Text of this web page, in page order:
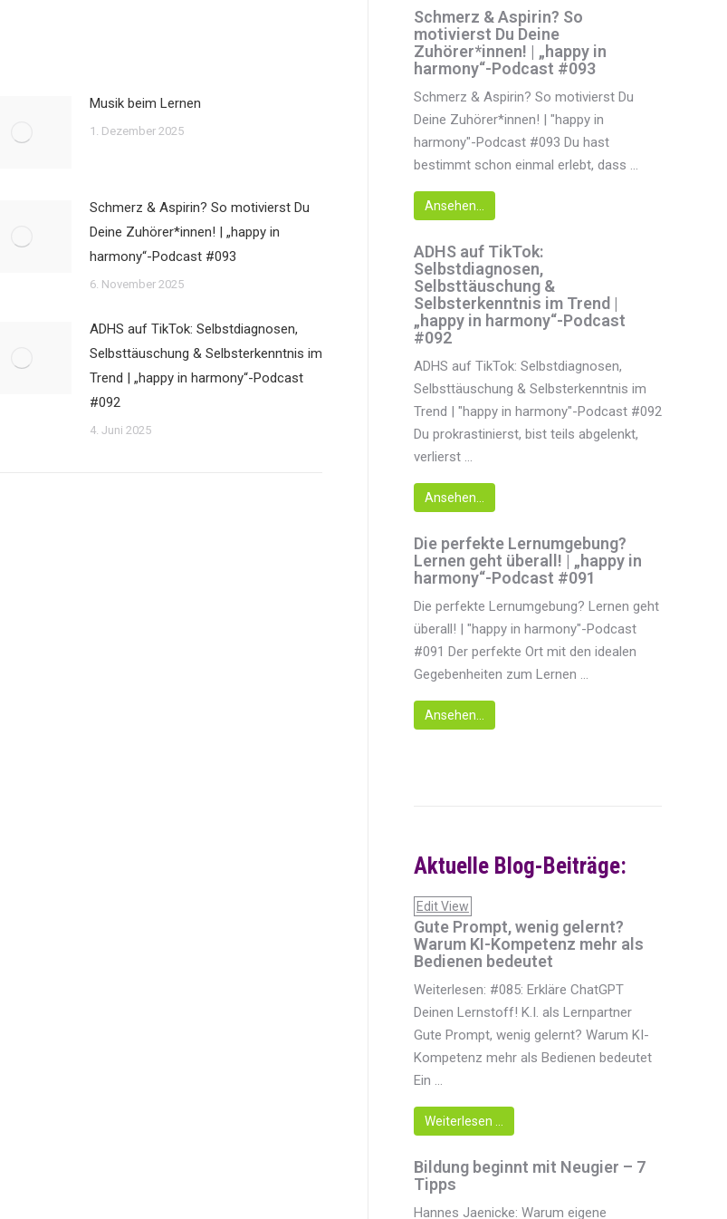
Musik beim Lernen
1. Dezember 2025
Schmerz & Aspirin? So motivierst Du
Deine Zuhörer*innen! | „happy in
harmony“-Podcast #093
6. November 2025
ADHS auf TikTok: Selbstdiagnosen,
Selbsttäuschung & Selbsterkenntnis im
Trend | „happy in harmony“-Podcast
#092
4. Juni 2025
Schmerz & Aspirin? So
motivierst Du Deine
Zuhörer*innen! | „happy in
harmony“-Podcast #093
Schmerz & Aspirin? So motivierst Du
Deine Zuhörer*innen! | "happy in
harmony"-Podcast #093 Du hast
bestimmt schon einmal erlebt, dass ...
Ansehen...
ADHS auf TikTok:
Selbstdiagnosen,
Selbsttäuschung &
Selbsterkenntnis im Trend |
„happy in harmony“-Podcast
#092
ADHS auf TikTok: Selbstdiagnosen,
Selbsttäuschung & Selbsterkenntnis im
Trend | "happy in harmony"-Podcast #092
Du prokrastinierst, bist teils abgelenkt,
verlierst ...
Ansehen...
Die perfekte Lernumgebung?
Lernen geht überall! | „happy in
harmony“-Podcast #091
Die perfekte Lernumgebung? Lernen geht
überall! | "happy in harmony"-Podcast
#091 Der perfekte Ort mit den idealen
Gegebenheiten zum Lernen ...
Ansehen...
Aktuelle Blog-Beiträge:
Edit View
Gute Prompt, wenig gelernt?
Warum KI-Kompetenz mehr als
Bedienen bedeutet
Weiterlesen: #085: Erkläre ChatGPT
Deinen Lernstoff! K.I. als Lernpartner
Gute Prompt, wenig gelernt? Warum KI-
Kompetenz mehr als Bedienen bedeutet
Ein ...
Weiterlesen …
Bildung beginnt mit Neugier – 7
Tipps
Hannes Jaenicke: Warum eigene